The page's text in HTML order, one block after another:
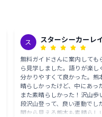
ス スターシーカーレ
無料ガイドさんに案内しても
ら見学しました。語りが楽し
分かりやすくて良かった。熊
晴らしかったけど、中にあっ
また素晴らしかった！沢山歩
段沢山登って、良い運動でし
閣から見える熊本も素晴らし